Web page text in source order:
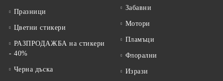
Празници
Цветни стикери
РАЗПРОДАЖБА на стикери
- 40%
Черна дъска
Забавни
Мотори
Пламъци
Флорални
Изрази